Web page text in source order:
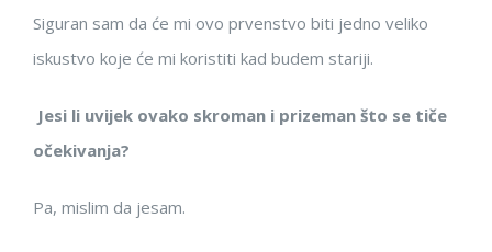
Siguran sam da će mi ovo prvenstvo biti jedno veliko
iskustvo koje će mi koristiti kad budem stariji.
Jesi li uvijek ovako skroman i prizeman što se tiče
očekivanja?
Pa, mislim da jesam.